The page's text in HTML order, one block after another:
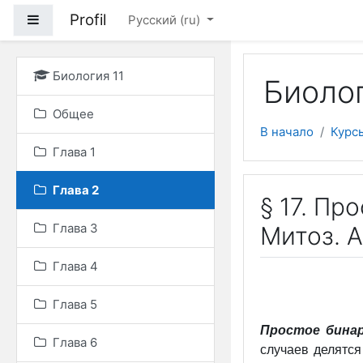
Боковая панель
Profil Русский ‎(ru)‎
Биология 11
Общее
Глава 1
Глава 2
Глава 3
Глава 4
Глава 5
Глава 6
В начало
§ 17.
Митоз.
Простое
случаев